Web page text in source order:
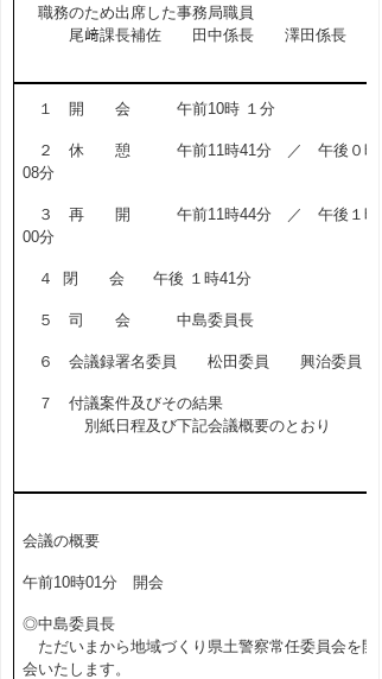
職務のため出席した事務局職員
尾﨑課長補佐 田中係長 澤田係長
１ 開 会 午前10時 １分
２ 休 憩 午前11時41分 ／ 午後０時
08分
３ 再 開 午前11時44分 ／ 午後１時
00分
４ 閉 会 午後 １時41分
５ 司 会 中島委員長
６ 会議録署名委員 松田委員 興治委員
７ 付議案件及びその結果
別紙日程及び下記会議概要のとおり
会議の概要
午前10時01分 開会
◎中島委員長
ただいまから地域づくり県土警察常任委員会を開
会いたします。